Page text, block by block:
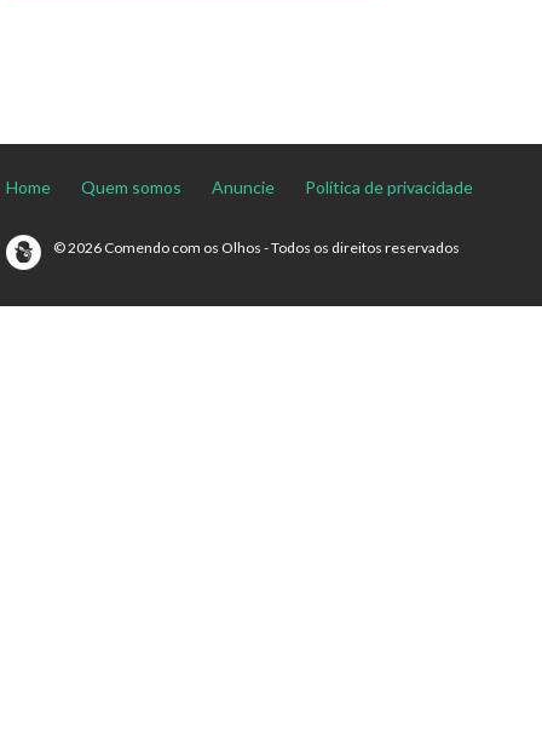
Home Quem somos Anuncie Política de privacidade
© 2026 Comendo com os Olhos - Todos os direitos reservados